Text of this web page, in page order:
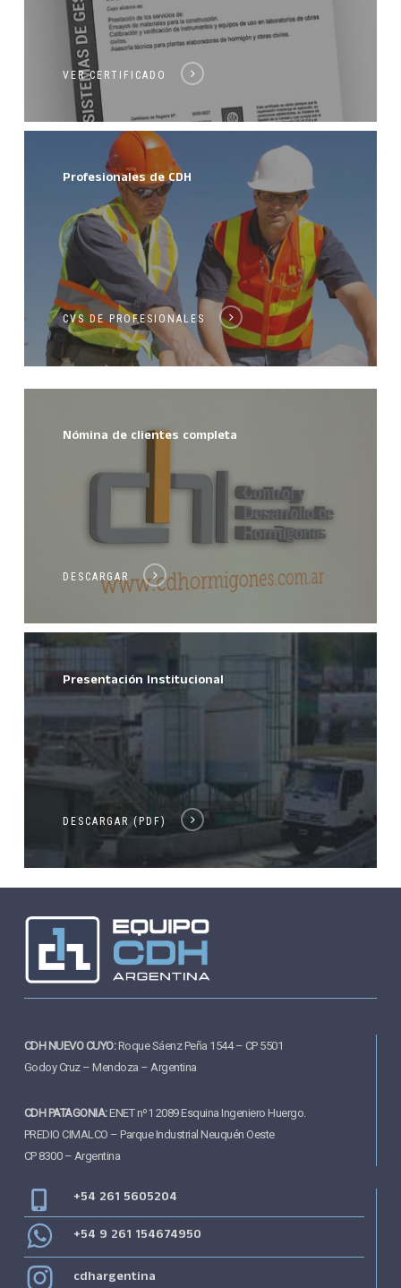
VER CERTIFICADO
Profesionales de CDH
CVS DE PROFESIONALES
Nómina de clientes completa
DESCARGAR
Presentación Institucional
DESCARGAR (PDF)
CDH NUEVO CUYO:Roque Sáenz Peña 1544 – CP 5501
Godoy Cruz – Mendoza – Argentina
CDH PATAGONIA:ENET nº1 2089 Esquina Ingeniero Huergo.
PREDIO CIMALCO – Parque Industrial Neuquén Oeste
CP 8300 – Argentina
+54 261 5605204
+54 9 261 154674950
cdhargentina